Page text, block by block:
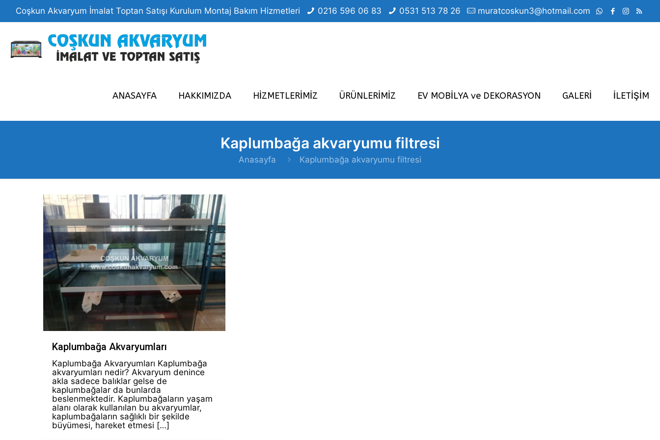
Coşkun Akvaryum İmalat Toptan Satışı Kurulum Montaj Bakım Hizmetleri 0216 596 06 83 0531 513 78 26 muratcoskun3@hotmail.com
ANASAYFA HAKKIMIZDA HİZMETLERİMİZ ÜRÜNLERİMİZ EV MOBİLYA ve DEKORASYON GALERİ İLETİŞİM
Kaplumbağa akvaryumu filtresi
Anasayfa Kaplumbağa akvaryumu filtresi
Kaplumbağa Akvaryumları
Kaplumbağa Akvaryumları Kaplumbağa
akvaryumları nedir? Akvaryum denince
akla sadece balıklar gelse de
kaplumbağalar da bunlarda
beslenmektedir. Kaplumbağaların yaşam
alanı olarak kullanılan bu akvaryumlar,
kaplumbağaların sağlıklı bir şekilde
büyümesi, hareket etmesi […]